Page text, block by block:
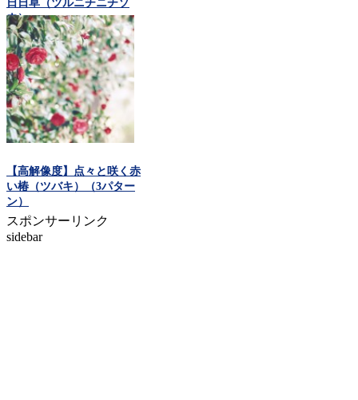
日日草（ツルニチニチソ
ウ）
【高解像度】点々と咲く赤
い椿（ツバキ）（3パター
ン）
スポンサーリンク
sidebar